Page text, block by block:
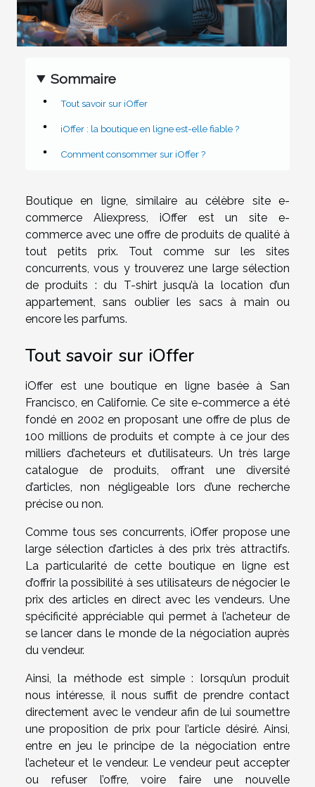
Sommaire
Tout savoir sur iOffer
iOffer : la boutique en ligne est-elle fiable ?
Comment consommer sur iOffer ?
Boutique en ligne, similaire au célèbre site e-
commerce Aliexpress, iOffer est un site e-
commerce avec une offre de produits de qualité à
tout petits prix. Tout comme sur les sites
concurrents, vous y trouverez une large sélection
de produits : du T-shirt jusqu’à la location d’un
appartement, sans oublier les sacs à main ou
encore les parfums.
Tout savoir sur iOffer
iOffer est une boutique en ligne basée à San
Francisco, en Californie. Ce site e-commerce a été
fondé en 2002 en proposant une offre de plus de
100 millions de produits et compte à ce jour des
milliers d’acheteurs et d’utilisateurs. Un très large
catalogue de produits, offrant une diversité
d’articles, non négligeable lors d’une recherche
précise ou non.
Comme tous ses concurrents, iOffer propose une
large sélection d’articles à des prix très attractifs.
La particularité de cette boutique en ligne est
d’offrir la possibilité à ses utilisateurs de négocier le
prix des articles en direct avec les vendeurs. Une
spécificité appréciable qui permet à l’acheteur de
se lancer dans le monde de la négociation auprès
du vendeur.
Ainsi, la méthode est simple : lorsqu’un produit
nous intéresse, il nous suffit de prendre contact
directement avec le vendeur afin de lui soumettre
une proposition de prix pour l’article désiré. Ainsi,
entre en jeu le principe de la négociation entre
l’acheteur et le vendeur. Le vendeur peut accepter
ou refuser l’offre, voire faire une nouvelle